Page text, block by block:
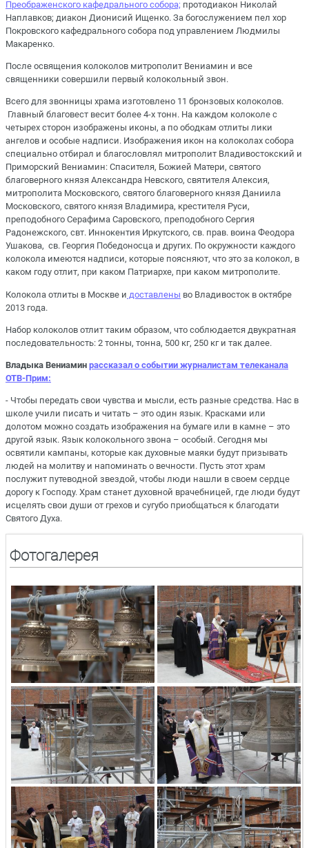
Преображенского кафедрального собора; протодиакон Николай
Наплавков; диакон Дионисий Ищенко. За богослужением пел хор
Покровского кафедрального собора под управлением Людмилы
Макаренко.
После освящения колоколов митрополит Вениамин и все
священники совершили первый колокольный звон.
Всего для звонницы храма изготовлено 11 бронзовых колоколов.
Главный благовест весит более 4-х тонн. На каждом колоколе с
четырех сторон изображены иконы, а по ободкам отлиты лики
ангелов и особые надписи. Изображения икон на колоколах собора
специально отбирал и благословлял митрополит Владивостокский и
Приморский Вениамин: Спасителя, Божией Матери, святого
благоверного князя Александра Невского, святителя Алексия,
митрополита Московского, святого благоверного князя Даниила
Московского, святого князя Владимира, крестителя Руси,
преподобного Серафима Саровского, преподобного Сергия
Радонежского, свт. Иннокентия Иркутского, св. прав. воина Феодора
Ушакова, св. Георгия Победоносца и других. По окружности каждого
колокола имеются надписи, которые поясняют, что это за колокол, в
каком году отлит, при каком Патриархе, при каком митрополите.
Колокола отлиты в Москве и доставлены во Владивосток в октябре
2013 года.
Набор колоколов отлит таким образом, что соблюдается двукратная
последовательность: 2 тонны, тонна, 500 кг, 250 кг и так далее.
Владыка Вениамин рассказал о событии журналистам телеканала
ОТВ-Прим:
- Чтобы передать свои чувства и мысли, есть разные средства. Нас в
школе учили писать и читать – это один язык. Красками или
долотом можно создать изображения на бумаге или в камне – это
другой язык. Язык колокольного звона – особый. Сегодня мы
освятили кампаны, которые как духовные маяки будут призывать
людей на молитву и напоминать о вечности. Пусть этот храм
послужит путеводной звездой, чтобы люди нашли в своем сердце
дорогу к Господу. Храм станет духовной врачебницей, где люди будут
исцелять свои души от грехов и сугубо приобщаться к благодати
Святого Духа.
Фотогалерея